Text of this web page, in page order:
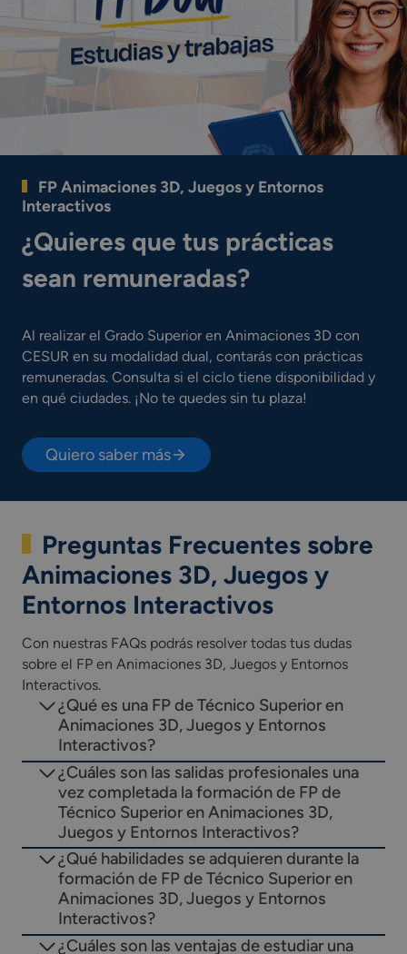
FP Animaciones 3D, Juegos y Entornos
Interactivos
¿Quieres que tus prácticas
sean remuneradas?
Al realizar el Grado Superior en Animaciones 3D con
CESUR en su modalidad dual, contarás con prácticas
remuneradas. Consulta si el ciclo tiene disponibilidad y
en qué ciudades. ¡No te quedes sin tu plaza!
Quiero saber más
Preguntas Frecuentes sobre
Animaciones 3D, Juegos y
Entornos Interactivos
Con nuestras FAQs podrás resolver todas tus dudas
sobre el FP en Animaciones 3D, Juegos y Entornos
Interactivos.
¿Qué es una FP de Técnico Superior en
Animaciones 3D, Juegos y Entornos
Interactivos?
¿Cuáles son las salidas profesionales una
vez completada la formación de FP de
Técnico Superior en Animaciones 3D,
Juegos y Entornos Interactivos?
¿Qué habilidades se adquieren durante la
formación de FP de Técnico Superior en
Animaciones 3D, Juegos y Entornos
Interactivos?
¿Cuáles son las ventajas de estudiar una